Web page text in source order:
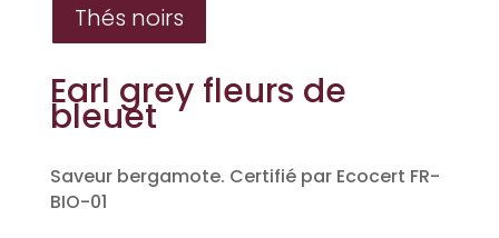
Thés noirs
Earl grey fleurs de
bleuet
Saveur bergamote. Certifié par Ecocert FR-
BIO-01